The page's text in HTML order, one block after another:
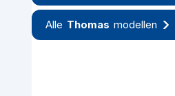
Alle Thomas modellen